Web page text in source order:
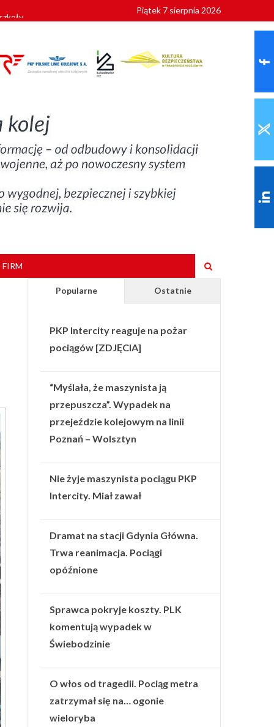
Piątek 7 sierpnia 2026
Popularne Ostatnie
PKP Intercity reaguje na pożar
pociągów [ZDJĘCIA]
“Myślała, że maszynista ją
przepuszcza”. Wypadek na
przejeździe kolejowym na linii
Poznań – Wolsztyn
Nie żyje maszynista pociągu PKP
Intercity. Miał zawał
Dramat na stacji Gdynia Główna.
Trwa reanimacja. Pociągi
opóźnione
Sprawca pokryje koszty. PLK
komentują wypadek w
Świebodzinie
O włos od tragedii. Pociąg metra
zatrzymał się na… ogonie
wieloryba